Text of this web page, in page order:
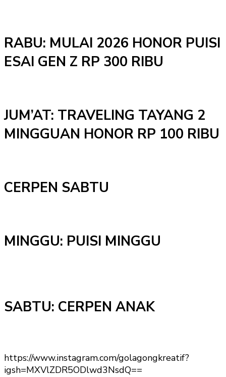
RABU: MULAI 2026 HONOR PUISI
ESAI GEN Z RP 300 RIBU
JUM’AT: TRAVELING TAYANG 2
MINGGUAN HONOR RP 100 RIBU
CERPEN SABTU
MINGGU: PUISI MINGGU
SABTU: CERPEN ANAK
https://www.instagram.com/golagongkreatif?
igsh=MXVlZDR5ODlwd3NsdQ==